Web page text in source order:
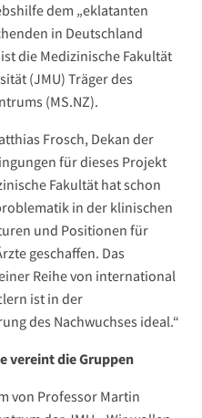
dem „eklatanten
in Deutschland
die Medizinische Fakultät
(JMU) Träger des
(MS.NZ).
Frosch, Dekan der
für dieses Projekt
Fakultät hat schon
in der klinischen
und Positionen für
geschaffen. Das
Reihe von international
ist in der
des Nachwuchses ideal.“
vereint die Gruppen
von Professor Martin